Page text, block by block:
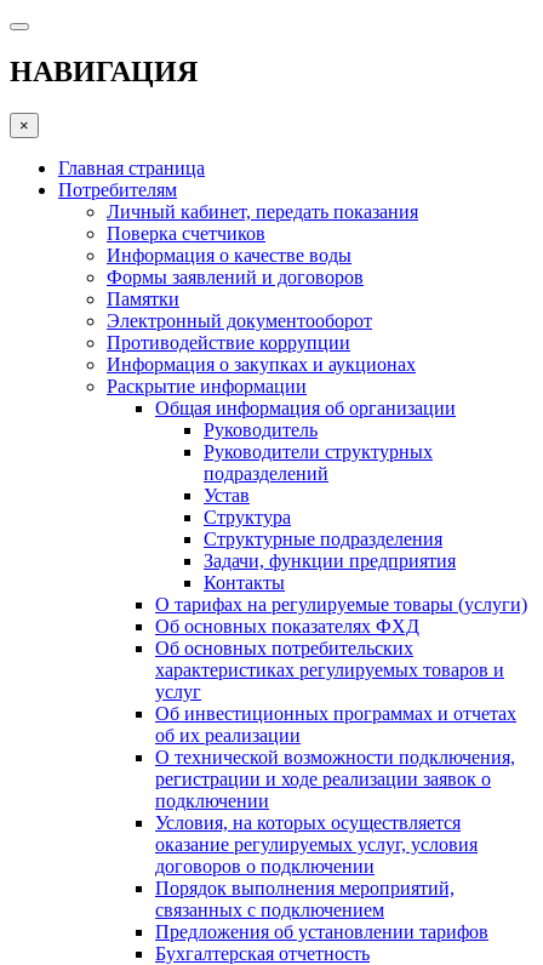
НАВИГАЦИЯ
×
Главная страница
Потребителям
Личный кабинет, передать показания
Поверка счетчиков
Информация о качестве воды
Формы заявлений и договоров
Памятки
Электронный документооборот
Противодействие коррупции
Информация о закупках и аукционах
Раскрытие информации
Общая информация об организации
Руководитель
Руководители структурных
подразделений
Устав
Структура
Структурные подразделения
Задачи, функции предприятия
Контакты
О тарифах на регулируемые товары (услуги)
Об основных показателях ФХД
Об основных потребительских
характеристиках регулируемых товаров и
услуг
Об инвестиционных программах и отчетах
об их реализации
О технической возможности подключения,
регистрации и ходе реализации заявок о
подключении
Условия, на которых осуществляется
оказание регулируемых услуг, условия
договоров о подключении
Порядок выполнения мероприятий,
связанных с подключением
Предложения об установлении тарифов
Бухгалтерская отчетность